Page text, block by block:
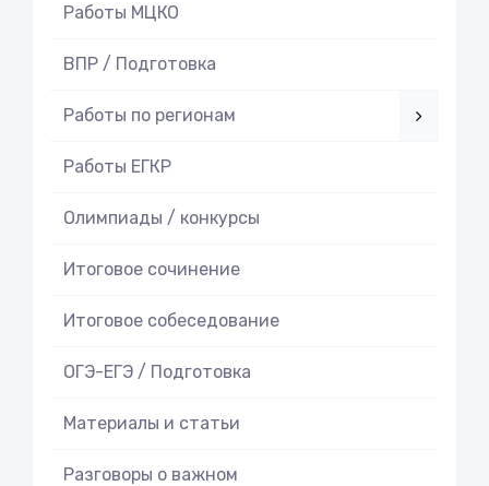
Работы МЦКО
ВПР / Подготовка
Работы по регионам
Работы ЕГКР
Олимпиады / конкурсы
Итоговое cочинение
Итоговое cобеседование
ОГЭ-ЕГЭ / Подготовка
Материалы и статьи
Разговоры о важном